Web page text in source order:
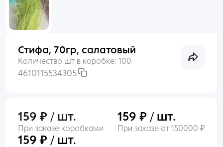
Выгодное предложение
Стифа, 70гр, салатовый
Количество шт в коробке: 100
4610115534305
159 ₽ / шт.
При заказе коробками
159 ₽ / шт.
При заказе от 150000 ₽
159 ₽ / шт.